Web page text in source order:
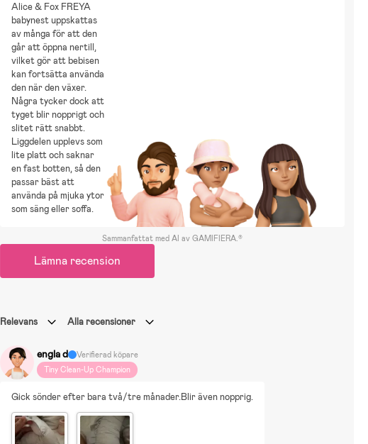
Alice & Fox FREYA
babynest uppskattas
av många för att den
går att öppna nertill,
vilket gör att bebisen
kan fortsätta använda
den när den växer.
Några tycker dock att
tyget blir nopprigt och
slitet rätt snabbt.
Liggdelen upplevs som
lite platt och saknar
en fast botten, så den
passar bäst att
använda på mjuka ytor
som säng eller soffa.
Sammanfattat med AI av GAMIFIERA.®
Lämna recension
Relevans Alla recensioner
engla d
Verifierad köpare
Tiny Clean-Up Champion
Gick sönder efter bara två/tre månader.Blir även nopprig.